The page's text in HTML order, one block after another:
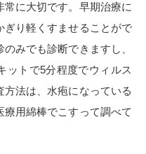
に大切です。早期治療に
ぎり軽くすませることがで
みでも診断できますし、
ットで5分程度でウィルス
法は、水疱になっている
用綿棒でこすって調べて